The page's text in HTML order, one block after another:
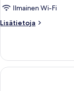
Ilmainen Wi-Fi
Lisätietoja
Lisätietoja